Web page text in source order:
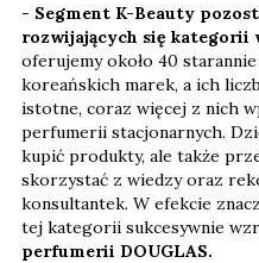
- Segment K-Beauty
rozwijających się kategorii
oferujemy około 40
koreańskich marek, a ich
istotne, coraz więcej z nich
perfumerii stacjonarnych.
kupić produkty, ale także
skorzystać z wiedzy oraz
konsultantek. W efekcie
tej kategorii sukcesywnie
perfumerii DOUGLAS.